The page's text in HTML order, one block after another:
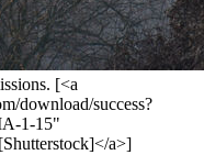
[<a
download/success?
1-15"
a>]